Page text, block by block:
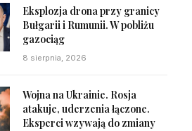
Eksplozja drona przy granicy
Bułgarii i Rumunii. W pobliżu
gazociąg
8 sierpnia, 2026
Wojna na Ukrainie. Rosja
atakuje, uderzenia łączone.
Eksperci wzywają do zmiany